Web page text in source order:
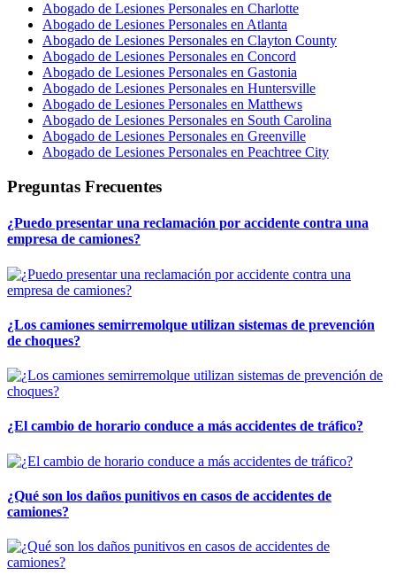
Abogado de Lesiones Personales en Charlotte
Abogado de Lesiones Personales en Atlanta
Abogado de Lesiones Personales en Clayton County
Abogado de Lesiones Personales en Concord
Abogado de Lesiones Personales en Gastonia
Abogado de Lesiones Personales en Huntersville
Abogado de Lesiones Personales en Matthews
Abogado de Lesiones Personales en South Carolina
Abogado de Lesiones Personales en Greenville
Abogado de Lesiones Personales en Peachtree City
Preguntas Frecuentes
¿Puedo presentar una reclamación por accidente contra una
empresa de camiones?
¿Los camiones semirremolque utilizan sistemas de prevención
de choques?
¿El cambio de horario conduce a más accidentes de tráfico?
¿Qué son los daños punitivos en casos de accidentes de
camiones?